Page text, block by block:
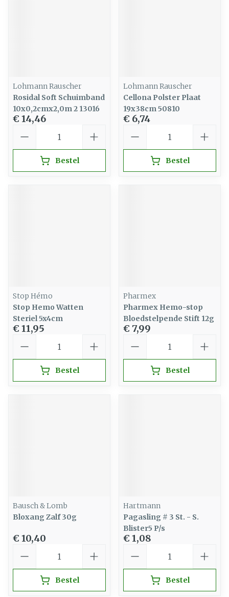
Lohmann Rauscher
Rosidal Soft Schuimband
10x0,2cmx2,0m 2 13016
€ 14,46
Bestel
Lohmann Rauscher
Cellona Polster Plaat
19x38cm 50810
€ 6,74
Bestel
Stop Hémo
Stop Hemo Watten
Steriel 5x4cm
€ 11,95
Bestel
Pharmex
Pharmex Hemo-stop
Bloedstelpende Stift 12g
€ 7,99
Bestel
Bausch & Lomb
Bloxang Zalf 30g
€ 10,40
Bestel
Hartmann
Pagasling # 3 St. - S.
Blister5 P/s
€ 1,08
Bestel